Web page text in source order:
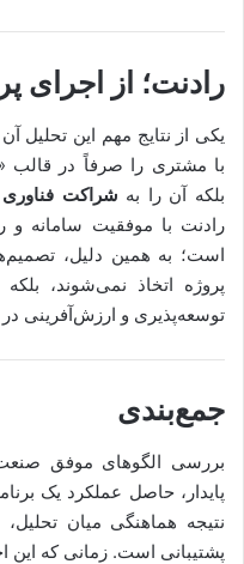
رادنت؛ از اجرای
یکی از نتایج مهم این تحلیل
با مشتری را صرفاً در قالب
بلکه آن را به شراکت فناوری
رادنت با موفقیت سامانه
است؛ به همین دلیل،
پروژه اتخاذ نمی‌شوند،
توسعه‌پذیری و ارزش‌آفرینی
جمع‌بندی
بررسی الگوهای موفق
پایدار، حاصل عملکرد یک
نتیجه هماهنگی میان
پشتیبانی است. زمانی که